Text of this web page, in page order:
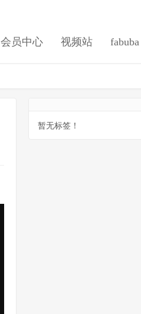
会员中心 视频站 fabuba
暂无标签！